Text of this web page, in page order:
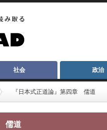
社会 政治
『日本式正道論』第四章 儒道
儒道